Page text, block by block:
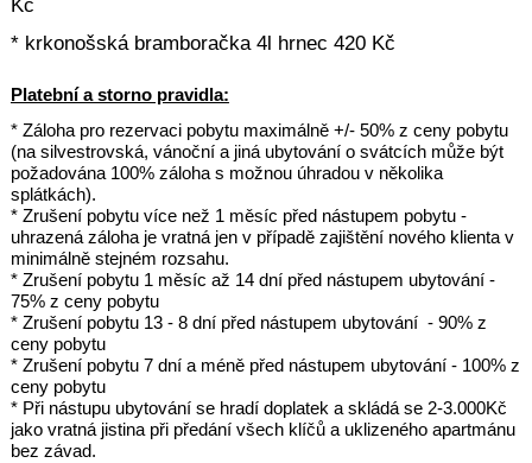
Kč
* krkonošská bramboračka 4l hrnec 420 Kč
Platební a storno pravidla:
* Záloha pro rezervaci pobytu maximálně +/- 50% z ceny pobytu
(na silvestrovská, vánoční a jiná ubytování o svátcích může být
požadována 100% záloha s možnou úhradou v několika
splátkách).
* Zrušení pobytu více než 1 měsíc před nástupem pobytu -
uhrazená záloha je vratná jen v případě zajištění nového klienta v
minimálně stejném rozsahu.
* Zrušení pobytu 1 měsíc až 14 dní před nástupem ubytování -
75% z ceny pobytu
* Zrušení pobytu 13 - 8 dní před nástupem ubytování - 90% z
ceny pobytu
* Zrušení pobytu 7 dní a méně před nástupem ubytování - 100% z
ceny pobytu
* Při nástupu ubytování se hradí doplatek a skládá se 2-3.000Kč
jako vratná jistina při předání všech klíčů a uklizeného apartmánu
bez závad.